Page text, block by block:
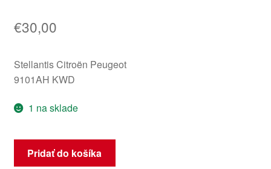
€30,00
Stellantis Citroën Peugeot
9101AH KWD
1 na sklade
množstvo
Kľučka
Pridať do košíka